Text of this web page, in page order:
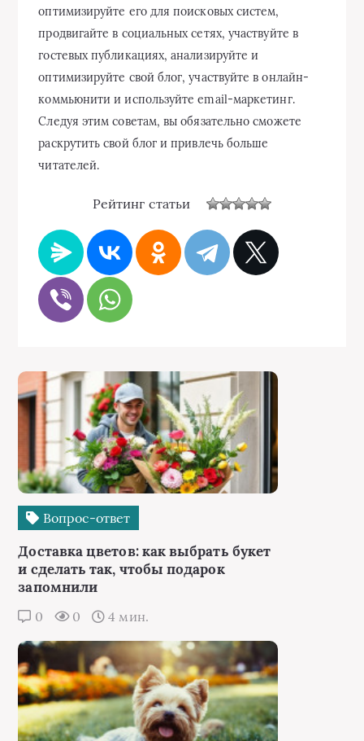
оптимизируйте его для поисковых систем,
продвигайте в социальных сетях, участвуйте в
гостевых публикациях, анализируйте и
оптимизируйте свой блог, участвуйте в онлайн-
коммьюнити и используйте email-маркетинг.
Следуя этим советам, вы обязательно сможете
раскрутить свой блог и привлечь больше
читателей.
Рейтинг статьи
Вопрос-ответ
Доставка цветов: как выбрать букет
и сделать так, чтобы подарок
запомнили
0 0 4 мин.